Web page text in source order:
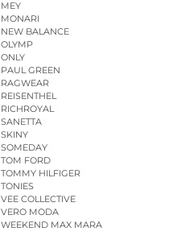
MEY
MONARI
NEW BALANCE
OLYMP
ONLY
PAUL GREEN
RAGWEAR
REISENTHEL
RICHROYAL
SANETTA
SKINY
SOMEDAY
TOM FORD
TOMMY HILFIGER
TONIES
VEE COLLECTIVE
VERO MODA
WEEKEND MAX MARA